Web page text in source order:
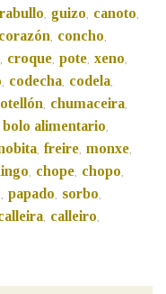
BUSCA
, guizo, canoto,
corazón, concho,
, croque, pote, xeno,
, codecha, codela,
, chumaceira,
bolo alimentario,
, freire, monxe,
, chope, chopo,
, papado, sorbo,
, calleiro,